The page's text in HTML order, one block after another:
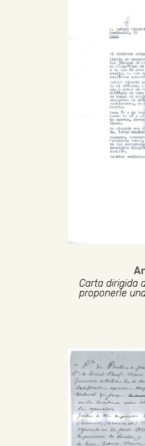
Carta dirigida
proponerle